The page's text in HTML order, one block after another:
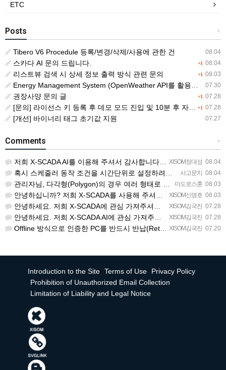
ETC
+
Posts
08.04
Tibero V6 Procedule 등록/변경/삭제/사용에 관한 건
+1 08.04
스카다 AI 문의 드립니다.
+1 08.03
리스트뷰 검색 시 상세 정보 출력 방식 관련 문의
07.30
Energy Management System (OpenWeather API를 활용한 날씨 정보 조회)
+1 07.28
권장사양 문의 글
+1 07.28
[문의] 라이선스 키 등록 후 데모 모드 진입 및 10분 후 자동 종료 현상
07.27
[개선] 바이너리 태그 초기값 지원
+
Comments
XISOM정대성 08.04
저희 X-SCADA AI를 이용해 주셔서 감사합니다. 문의 사항에 대하여 답변드리겠습니다. 문의하신 내용을 …
사고문치 08.04
혹시 스케줄러 동작 조건을 시간단위로 설정하려면 일단위를 여러개 설정하는거 말고 방법이 있을까요?
마도로스훈 08.03
관리자님, 다각형(Polygon)의 경우 여러 형태로 도형을 그려서 첫 점과 끝 점을 이었음에도 불구하고 완…
XISOM신명호 08.03
안녕하십니까? 저희 X-SCADA를 사용해 주셔서 감사합니다. 문의하신 리스트뷰의 열 구성 변경 기능에 대해…
XISOM김국진 07.28
안녕하세요. 저희 X-SCADA에 관심 가져주셔서 감사합니다. 자이솜 웹사이트의 X-SCADA AI 소개 페…
XISOM김국진 07.28
안녕하세요. 저희 X-SCADA AI에 관심 가져주셔서 감사합니다. 해당 라이선스 버전은 X-SCADA AI…
XISOM김국진 07.20
Offline 방식으로 인증한 PC를 반드시 반납(Return) 처리해주셔야 다른 PC에서도 사용 가능합니다…
Introduction to the Site Terms of Use
Privacy Policy
Prohibition of Unauthorized Email Collection
Limitation of Liability and Legal Notice